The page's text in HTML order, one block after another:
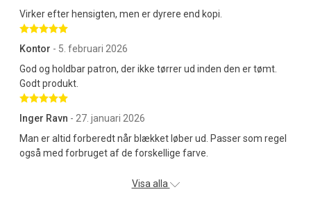
Virker efter hensigten, men er dyrere end kopi.
Betygsatt 5 av 5 stjärnor
Kontor - 5. februari 2026
God og holdbar patron, der ikke tørrer ud inden den er tømt.
Godt produkt.
Betygsatt 5 av 5 stjärnor
Inger Ravn - 27. januari 2026
Man er altid forberedt når blækket løber ud. Passer som regel
også med forbruget af de forskellige farve.
Visa alla